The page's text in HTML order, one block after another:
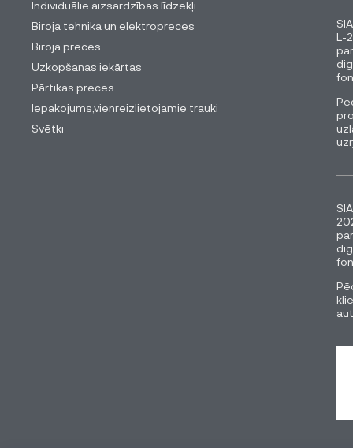
Individuālie aizsardzības līdzekļi
Biroja tehnika un elektropreces
Biroja preces
Uzkopšanas iekārtas
Pārtikas preces
Iepakojums,vienreizlietojamie trauki
Svētki
L-